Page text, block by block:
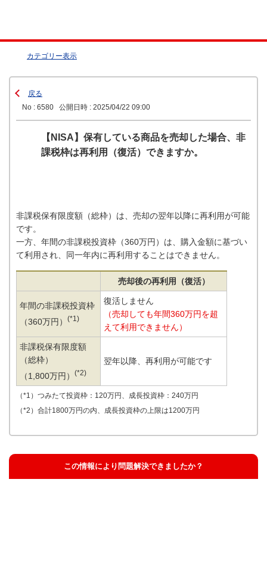
カテゴリー表示
戻る
No : 6580
公開日時 : 2025/04/22 09:00
【NISA】保有している商品を売却した場合、非
課税枠は再利用（復活）できますか。
非課税保有限度額（総枠）は、売却の翌年以降に再利用が可能
です。
一方、年間の非課税投資枠（360万円）は、購入金額に基づい
て利用され、同一年内に再利用することはできません。
売却後の再利用（復活）
年間の非課税投資枠
（360万円）
(*1)
復活しません
（売却しても年間360万円を超
えて利用できません）
非課税保有限度額
（総枠）
（1,800万円）
(*2)
翌年以降、再利用が可能です
（*1）つみたて投資枠：120万円、成長投資枠：240万円
（*2）合計1800万円の内、成長投資枠の上限は1200万円
この情報により問題解決できましたか？